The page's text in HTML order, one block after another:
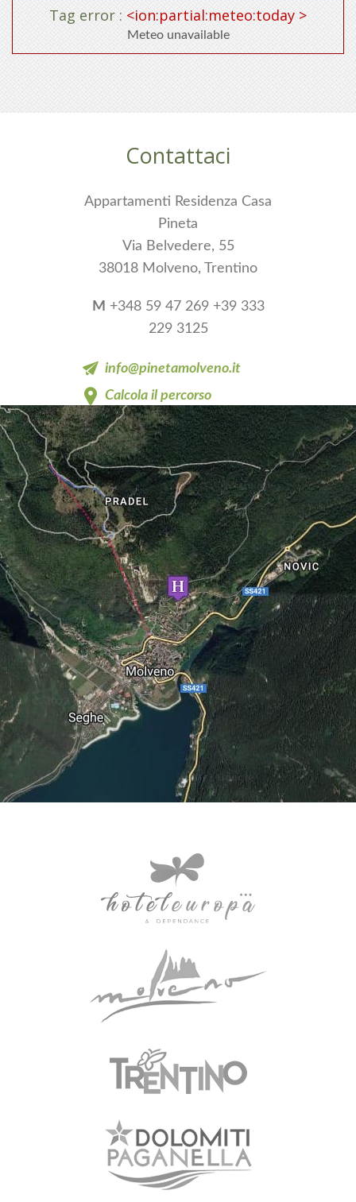
Tag error : <ion:partial:meteo:today >
Meteo unavailable
Contattaci
Appartamenti Residenza Casa
Pineta
Via Belvedere, 55
38018 Molveno, Trentino
M +348 59 47 269 +39 333
229 3125
info@pinetamolveno.it
Calcola il percorso